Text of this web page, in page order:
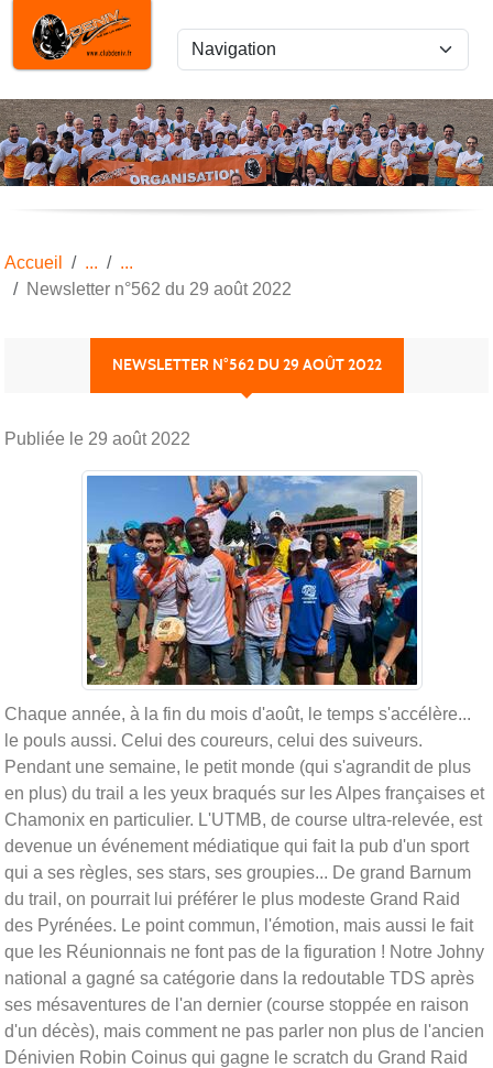
Accueil
Newsletter n°562 du 29 août 2022
NEWSLETTER N°562 DU 29 AOÛT 2022
Publiée le 29 août 2022
Chaque année, à la fin du mois d'août, le temps s'accélère...
le pouls aussi. Celui des coureurs, celui des suiveurs.
Pendant une semaine, le petit monde (qui s'agrandit de plus
en plus) du trail a les yeux braqués sur les Alpes françaises et
Chamonix en particulier. L'UTMB, de course ultra-relevée, est
devenue un événement médiatique qui fait la pub d'un sport
qui a ses règles, ses stars, ses groupies... De grand Barnum
du trail, on pourrait lui préférer le plus modeste Grand Raid
des Pyrénées. Le point commun, l'émotion, mais aussi le fait
que les Réunionnais ne font pas de la figuration ! Notre Johny
national a gagné sa catégorie dans la redoutable TDS après
ses mésaventures de l'an dernier (course stoppée en raison
d'un décès), mais comment ne pas parler non plus de l'ancien
Dénivien Robin Coinus qui gagne le scratch du Grand Raid
Panneau de gestion des cookies